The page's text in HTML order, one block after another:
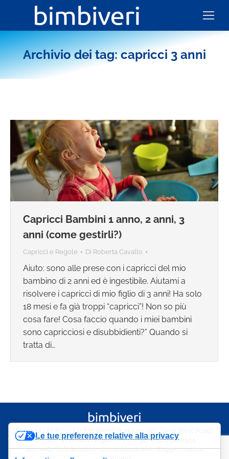
Archivio dei tag:capricci 3 anni
Capricci Bambini 1 anno, 2 anni, 3
anni (come gestirli?)
Capricci e Regole Di Roberta Cavallo
Aiuto: sono alle prese con i capricci del mio
bambino di 2 anni ed è ingestibile. Aiutami a
risolvere i capricci di mio figlio di 3 anni! Ha solo
18 mesi e fa già troppi “capricci”! Non so più
cosa fare! Cosa faccio quando i miei bambini
sono capricciosi e disubbidienti?” Quando si
tratta di…
Lexema Ltd ©2023 | 137b Westlink House 981 Great West Road |
Brentford | United Kingdom, TW8 9DN | 4009100914
Sito web:CLN Solution- Consulenza web:Ruggero Lecce
Le tue preferenze relative alla privacy